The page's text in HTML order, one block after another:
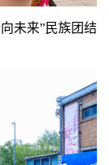
未来”民族团结